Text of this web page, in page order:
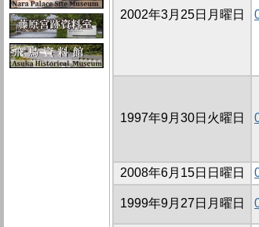
2002年3月25日月曜日
1997年9月30日火曜日
2008年6月15日日曜日
1999年9月27日月曜日